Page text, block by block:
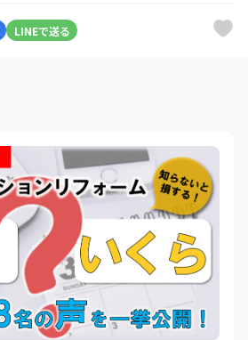
LINEで送る